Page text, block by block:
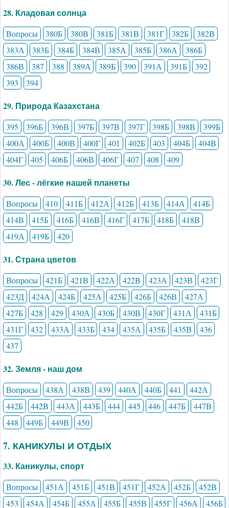
28. Кладовая солнца
Вопросы 380Б 380В 381Б 381В 381Г 382Б
382В
383А
383Б 384Б 384В 385А 385Б 386А
386Б
386В
387 388 389А 389Б 390 391А 391Б
392
393
394
29. Природа Казахстана
395 396Б 396В 397Б 397В 397Г 398Б 398В
399Б
400А
400Б 400В 400Г 401 402Б 403 404Б
404В
404Г
405 406Б 406В 406Г 407 408 409
30. Лес - лёгкие нашей планеты
Вопросы 410 411Б 412А 412Б 413Б 414А
414Б
414В
415Б 416Б 416В 416Г 417Б 418Б
418В
419А
419Б 420
31. Страна цветов
Вопросы 421Б 421В 422А 422В 423А 423В
423Г
423Д
424А 424Б 425А 425Б 426Б 426В
427А
427Б
428 429 430А 430Б 430В 430Г 431А
431Б
431Г
432 433А 433Б 434 435А 435Б 435В
436
437
32. Земля - наш дом
Вопросы 438А 438В 439 440А 440Б 441
442А
442Б
442В 443А 443Б 444 445 446 447Б
447В
448
449Б 449В 450
7. КАНИКУЛЫ И ОТДЫХ
33. Каникулы, спорт
Вопросы 451А 451Б 451В 451Г 452А 452Б
452В
453
454А 454Б 455А 455Б 455В 455Г 456А
456Б